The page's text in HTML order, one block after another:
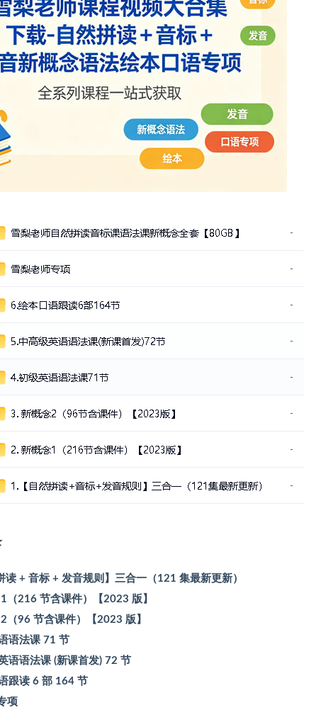
读 + 音标 + 发音规则】三合一（121 集最新更新）
（216 节含课件）【2023 版】
（96 节含课件）【2023 版】
语法课 71 节
语语法课 (新课首发) 72 节
跟读 6 部 164 节
项